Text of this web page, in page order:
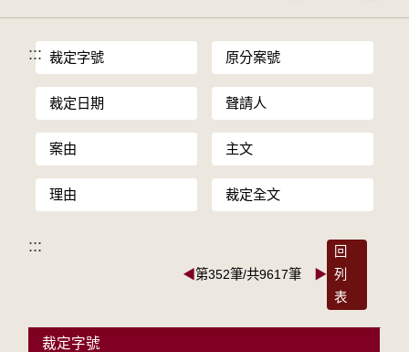
::: 裁定字號 原分案號
裁定日期 聲請人
案由 主文
理由 裁定全文
:::
◀第352筆/共9617筆 ▶
回
列
表
裁定字號